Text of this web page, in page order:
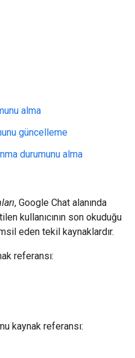
alma
güncelleme
durumunu alma
, Google Chat alanında
kullanıcının son okuduğu
eden tekil kaynaklardır.
referansı:
kaynak referansı: